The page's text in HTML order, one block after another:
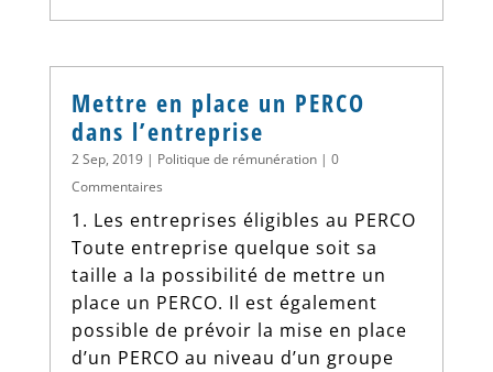
Mettre en place un PERCO
dans l’entreprise
2 Sep, 2019| Politique de rémunération| 0
Commentaires
1. Les entreprises éligibles au PERCO
Toute entreprise quelque soit sa
taille a la possibilité de mettre un
place un PERCO. Il est également
possible de prévoir la mise en place
d’un PERCO au niveau d’un groupe